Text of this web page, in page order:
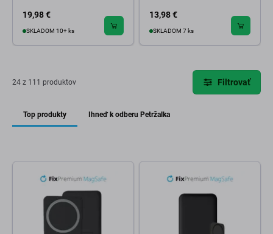
19,98 €
SKLADOM 10+ ks
13,98 €
SKLADOM 7 ks
24 z 111 produktov Filtrovať
Top produkty Ihneď k odberu Petržalka